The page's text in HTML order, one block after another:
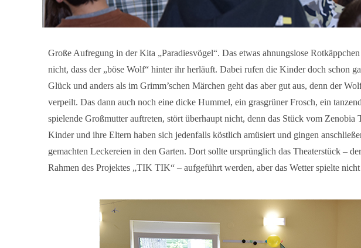
Große Aufregung in der Kita „Paradiesvögel“. Das etwas ahnungslose
nicht, dass der „böse Wolf“ hinter ihr herläuft. Dabei rufen die Kinder doch schon
Glück und anders als im Grimm’schen Märchen geht das aber gut aus, denn der
verpeilt. Das dann auch noch eine dicke Hummel, ein grasgrüner Frosch, ein
spielende Großmutter auftreten, stört überhaupt nicht, denn das Stück vom Zenobia
Kinder und ihre Eltern haben sich jedenfalls köstlich amüsiert und gingen
gemachten Leckereien in den Garten. Dort sollte ursprünglich das Theaterstück –
Rahmen des Projektes „TIK TIK“ – aufgeführt werden, aber das Wetter spielte